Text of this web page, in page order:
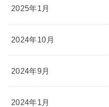
2025年1月
2024年10月
2024年9月
2024年1月